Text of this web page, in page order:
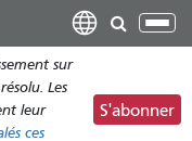
sur
Les
leur
ces
S'abonner